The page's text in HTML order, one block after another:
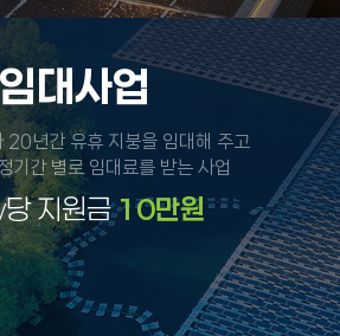
임대사업
20년간 유휴 지붕을 임대해 주고
기간 별로 임대료를 받는 사업
지원금10만원